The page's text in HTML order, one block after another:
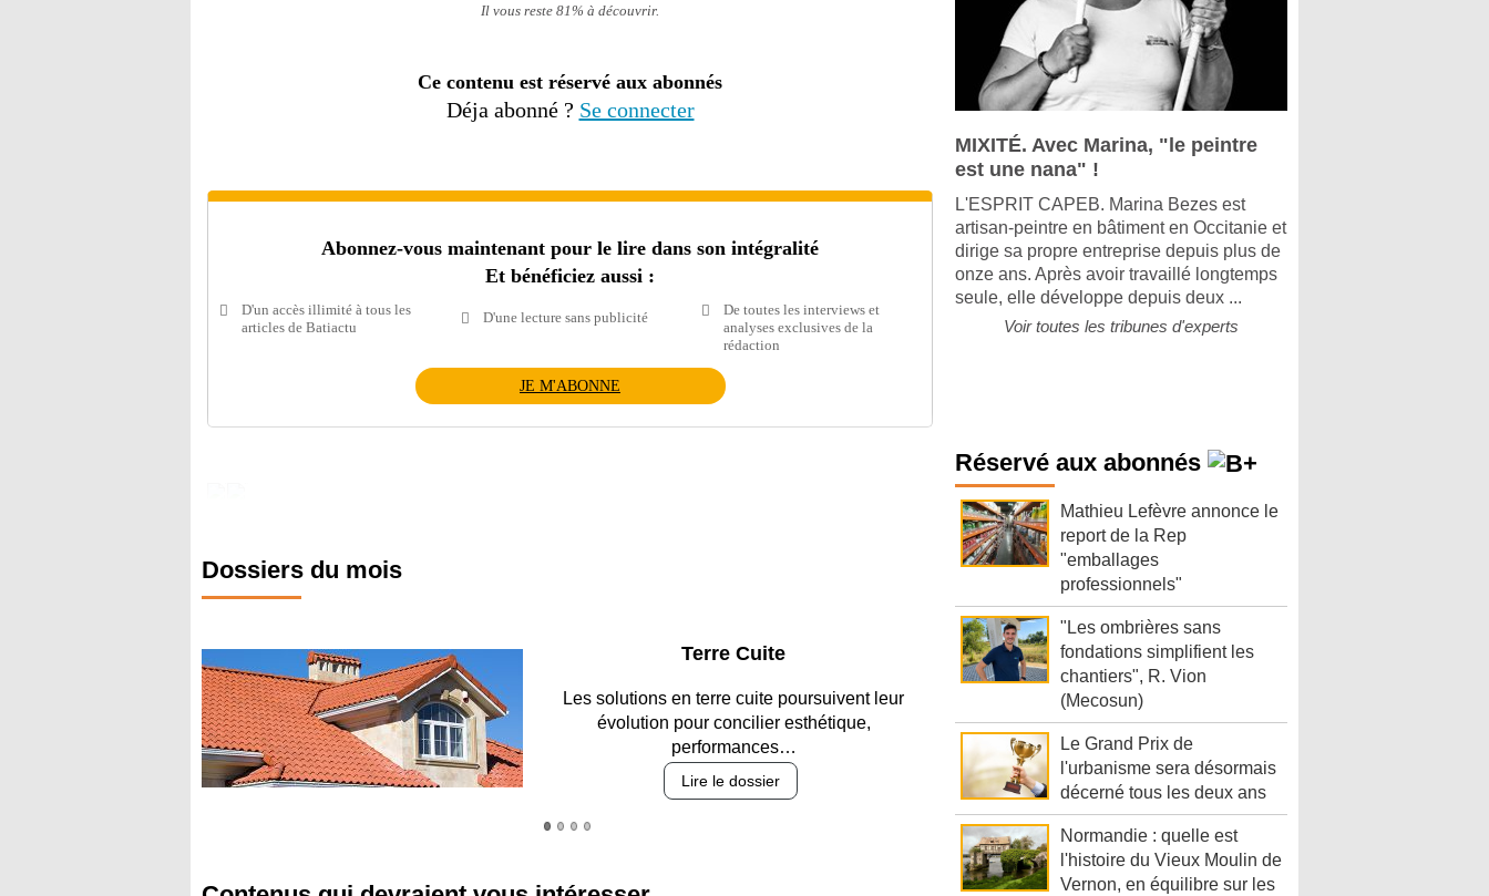
Il vous reste 81% à découvrir.
Ce contenu est réservé aux abonnés
Déja abonné ? Se connecter
Abonnez-vous maintenant pour le lire dans son intégralité
Et bénéficiez aussi :
D'un accès illimité à tous les
articles de Batiactu
D'une lecture sans publicité
De toutes les interviews et
analyses exclusives de la
rédaction
JE M'ABONNE
Dossiers du mois
Parking et garages
Entre circulation, sécurisation des accès, durabilité
des revêtements et intégration…
Lire le dossier
MIXITÉ. Avec Marina, "le peintre
est une nana" !
L'ESPRIT CAPEB. Marina Bezes est
artisan-peintre en bâtiment en Occitanie et
dirige sa propre entreprise depuis plus de
onze ans. Après avoir travaillé longtemps
seule, elle développe depuis deux ...
Voir toutes les tribunes d'experts
Réservé aux abonnés
Mathieu Lefèvre annonce le
report de la Rep
"emballages
professionnels"
"Les ombrières sans
fondations simplifient les
chantiers", R. Vion
(Mecosun)
Le Grand Prix de
l'urbanisme sera désormais
décerné tous les deux ans
Normandie : quelle est
l'histoire du Vieux Moulin de
Vernon, en équilibre sur les